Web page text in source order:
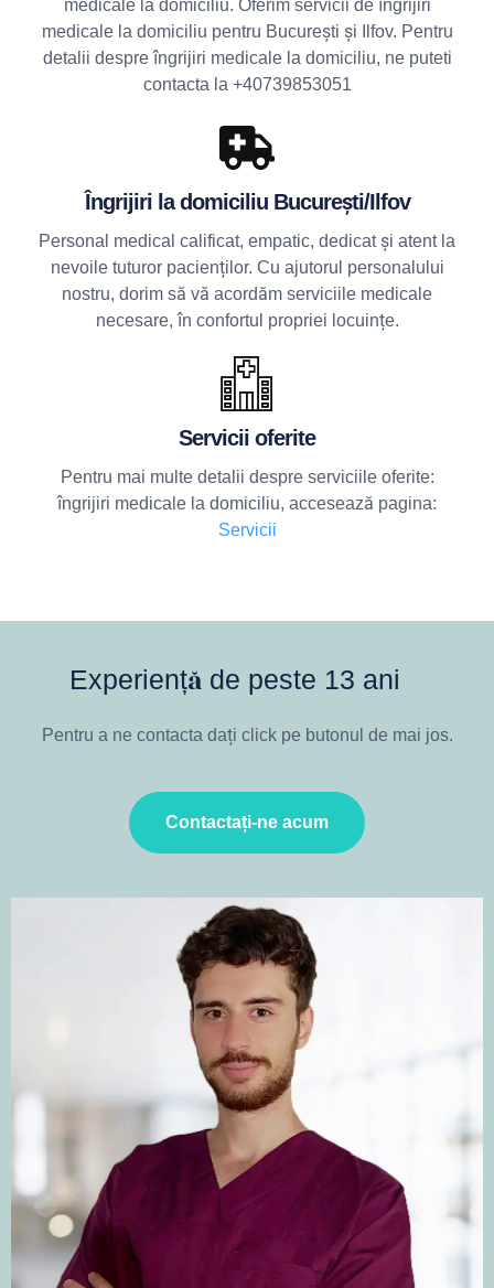
medicale la domiciliu. Oferim servicii de îngrijiri
medicale la domiciliu pentru București și Ilfov. Pentru
detalii despre îngrijiri medicale la domiciliu, ne puteti
contacta la +40739853051
Îngrijiri la domiciliu București/Ilfov
Personal medical calificat, empatic, dedicat și atent la
nevoile tuturor pacienților. Cu ajutorul personalului
nostru, dorim să vă acordăm serviciile medicale
necesare, în confortul propriei locuințe.
Servicii oferite
Pentru mai multe detalii despre serviciile oferite:
îngrijiri medicale la domiciliu, accesează pagina:
Servicii
Experiență de peste 13 ani
Pentru a ne contacta dați click pe butonul de mai jos.
Contactați-ne acum